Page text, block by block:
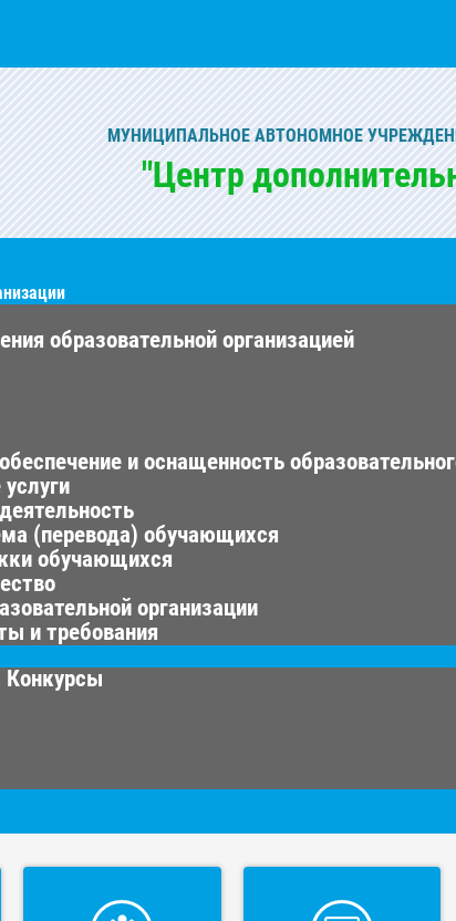
МУНИЦИПАЛЬНОЕ АВТОНОМНОЕ
"Центр
образовательной организацией
и оснащенность
(перевода) обучающихся
обучающихся
организации
и требования
Конкурсы